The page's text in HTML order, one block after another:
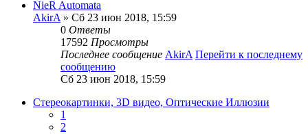
NieR Automata
AkirA » Сб 23 июн 2018, 15:59
0 Ответы
17592 Просмотры
Последнее сообщение AkirA Перейти к последнему
сообщению
Сб 23 июн 2018, 15:59
Стереокартинки, 3D видео, Оптические Иллюзии
1
2